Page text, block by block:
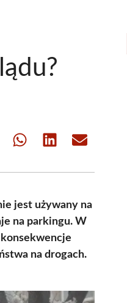
Share Share Share
jest używany na
na parkingu. W
na drogach.